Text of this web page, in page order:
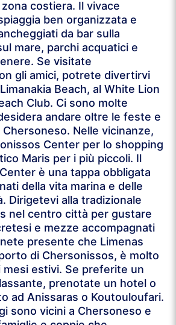
costiera. Il vivace
ben organizzata e
da bar sulla
mare, parchi acquatici e
Se visitate
gli amici, potrete divertirvi
Beach, al White Lion
Club. Ci sono molte
andare oltre le feste e
Nelle vicinanze,
Center per lo shopping
Maris per i più piccoli. Il
è una tappa obbligata
della vita marina e delle
Dirigetevi alla tradizionale
nel centro città per gustare
e mezze accompagnati
presente che Limenas
di Chersonissos, è molto
mesi estivi. Se preferite un
prenotate un hotel o
ad Anissaras o Koutouloufari.
sono vicini a Chersoneso e